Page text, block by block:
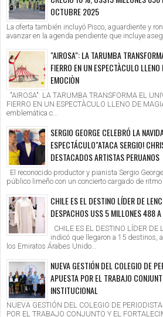
OCTUBRE 2025
La oferta también incluyó Pisco, aguardiente y
avanzar en la agenda pendiente que incluye
"AIROSA": LA TARUMBA
FIERRO EN UN ESPECTÀCULO
EMOCIÒN
"AIROSA": LA TARUMBA TRANSFORMA EL
FIERRO EN UN ESPECTÀCULO LLENO DE
emblemática c...
SERGIO GEORGE CELEBRÓ LA
ESPECTÁCULO"ATACA SERGIO!
DESTACADOS ARTISTAS PERUANOS
El reconocido productor y pianista Sergio
público limeño con un concierto cargado de ritmo
CHILE ES EL DESTINO LÍDER DE
DESPACHOS US$ 5 MILLONES 488
CHILE ES EL DESTINO LÍDER DE
indicó que llegaron a 15 destinos,
los Emiratos Árabes Unido...
NUEVA GESTIÓN DEL COLEGIO DE
APUESTA POR EL TRABAJO
INSTITUCIONAL
NUEVA GESTIÓN DEL COLEGIO DE
POR EL TRABAJO CONJUNTO Y EL